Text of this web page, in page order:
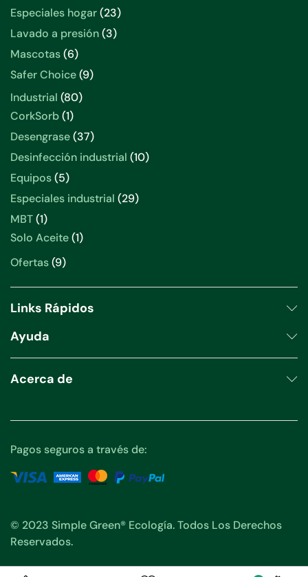
Especiales hogar 2323
productos
Lavado a presión 33
Mascotas 66
productos
Safer Choice 99
Industrial 8080
CorkSorb 11
producto
Desengrase 3737
productos
Desinfección industrial 1010
Equipos 55
productos
Especiales industrial 2929
MBT 11
producto
Solo Aceite 11
Ofertas 99
Links Rápidos
Ayuda
Acerca de
© 2023 Simple Green® Ecología. Todos Los Derechos
Reservados.
Pagos seguros a través de: